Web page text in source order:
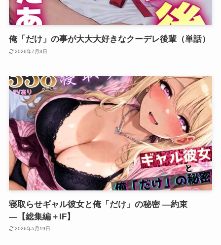
俺「だけ」の事が大大大好きなクーデレ後輩（単話）
2026年7月3日
寝取らせギャル彼女と俺「だけ」の秘密 ―約束
―【総集編＋IF】
2026年5月19日